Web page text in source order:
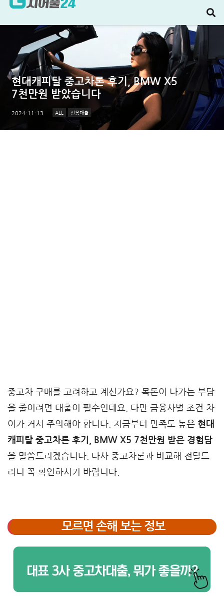
현대캐피탈 중고차론 후기, BMW X5
7천만원 받았습니다
2024-11-13 ALL 신용대출
중고차 구매를 고려하고 계신가요? 목돈이 나가는 부담
을 줄이려면 대출이 필수인데요. 다만 금융사별 조건 차
이가 커서 주의해야 합니다. 지금부터 만족도 높은 현대
캐피탈 중고차론 후기, BMW X5 7천만원 받은 경험담
을 말씀드리겠습니다. 타사 중고차론과 비교해 전달드
리니 꼭 확인하시기 바랍니다.
모르면 손해 보는 정보